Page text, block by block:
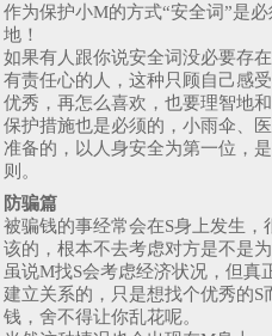
作为保护小M的方式“安全词”是
地！
如果有人跟你说安全词没必要存
有责任心的人，这种只顾自己感
优秀，再怎么喜欢，也要理智地
保护措施也是必须的，小雨伞、
准备的，以人身安全为第一位，
则。
防骗篇
被骗钱的事经常会在S身上发生，
该的，根本不去考虑对方是不是为
虽说M找S会考虑经济状况，但
建立关系的，只是想找个优秀的
钱，舍不得让你乱花呢。